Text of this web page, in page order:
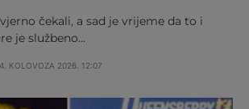
čekali, a sad je vrijeme da to i
je službeno…
4. KOLOVOZA 2026. 12:07